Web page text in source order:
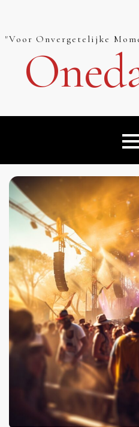
content
"Voor Onvergetelijke